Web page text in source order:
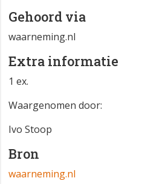
Gehoord via
waarneming.nl
Extra informatie
1 ex.
Waargenomen door:
Ivo Stoop
Bron
waarneming.nl